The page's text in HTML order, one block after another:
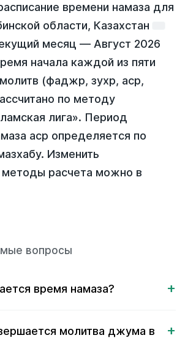
времени намаза для
области, Казахстан
месяц — Август 2026
начала каждой из пяти
(фаджр, зухр, аср,
по методу
лига». Период
аср определяется по
Изменить
методы расчета можно в
вопросы
время намаза?
молитва джума в